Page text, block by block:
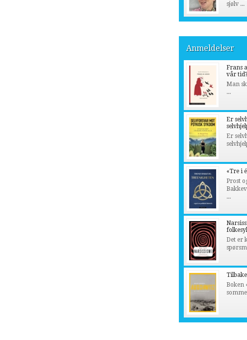
sjølv ...
Anmeldelser
Frans
vår tid?
Man
...
Er
Er
«Tre i
Prost
...
Det er
Boken